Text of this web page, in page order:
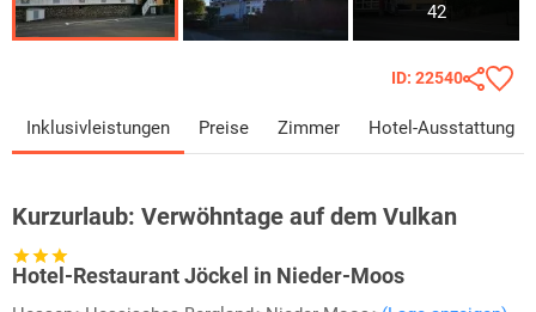
42
ID: 22540
Inklusivleistungen Preise Zimmer Hotel-Ausstattung
Kurzurlaub: Verwöhntage auf dem Vulkan
Hotel-Restaurant Jöckel in Nieder-Moos